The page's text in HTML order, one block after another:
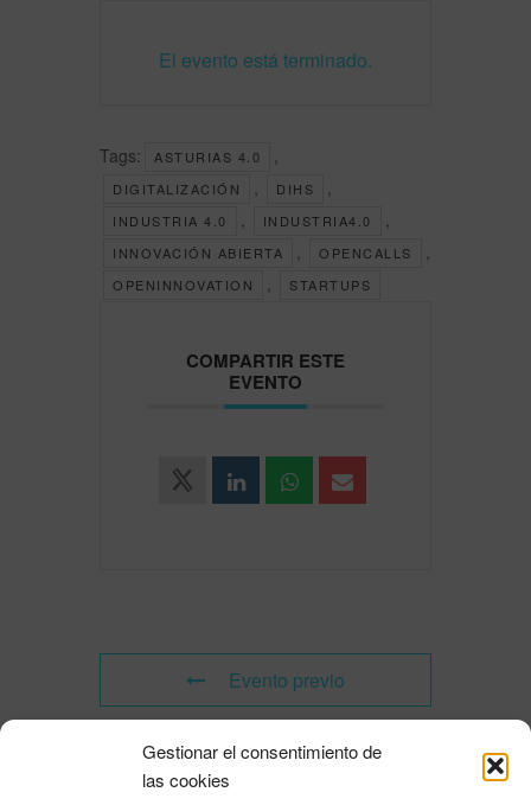
Gestionar el consentimiento de
las cookies
El evento está terminado.
Tags: ASTURIAS 4.0
DIGITALIZACIÓN DIHS
INDUSTRIA 4.0 INDUSTRIA4.0
INNOVACIÓN ABIERTA OPENCALLS
OPENINNOVATION STARTUPS
COMPARTIR ESTE
EVENTO
Evento previo
Evento siguiente